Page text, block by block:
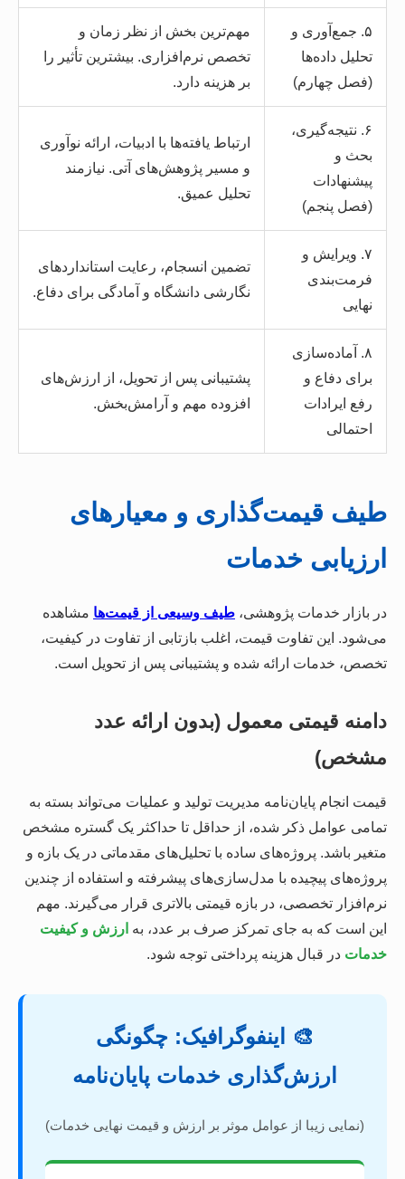
۵. جمع‌آوری و
تحلیل داده‌ها
(فصل چهارم)
مهم‌ترین بخش از نظر زمان و
تخصص نرم‌افزاری. بیشترین تأثیر را
بر هزینه دارد.
۶. نتیجه‌گیری،
بحث و
پیشنهادات
(فصل پنجم)
ارتباط یافته‌ها با ادبیات، ارائه نوآوری
و مسیر پژوهش‌های آتی. نیازمند
تحلیل عمیق.
۷. ویرایش و
فرمت‌بندی
نهایی
تضمین انسجام، رعایت استانداردهای
نگارشی دانشگاه و آمادگی برای دفاع.
۸. آماده‌سازی
برای دفاع و
رفع ایرادات
احتمالی
پشتیبانی پس از تحویل، از ارزش‌های
افزوده مهم و آرامش‌بخش.
طیف قیمت‌گذاری و معیارهای
ارزیابی خدمات
در بازار خدمات پژوهشی، طیف وسیعی از قیمت‌ها مشاهده
می‌شود. این تفاوت قیمت، اغلب بازتابی از تفاوت در کیفیت،
تخصص، خدمات ارائه شده و پشتیبانی پس از تحویل است.
دامنه قیمتی معمول (بدون ارائه عدد
مشخص)
قیمت انجام پایان‌نامه مدیریت تولید و عملیات می‌تواند بسته به
تمامی عوامل ذکر شده، از حداقل تا حداکثر یک گستره مشخص
متغیر باشد. پروژه‌های ساده با تحلیل‌های مقدماتی در یک بازه و
پروژه‌های پیچیده با مدل‌سازی‌های پیشرفته و استفاده از چندین
نرم‌افزار تخصصی، در بازه قیمتی بالاتری قرار می‌گیرند. مهم
این است که به جای تمرکز صرف بر عدد، به ارزش و کیفیت
خدمات در قبال هزینه پرداختی توجه شود.
🎨 اینفوگرافیک: چگونگی
ارزش‌گذاری خدمات پایان‌نامه
(نمایی زیبا از عوامل موثر بر ارزش و قیمت نهایی خدمات)